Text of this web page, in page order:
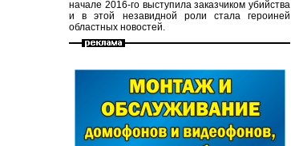
начале 2016-го выступила заказчиком убийства
и в этой незавидной роли стала героиней
областных новостей.